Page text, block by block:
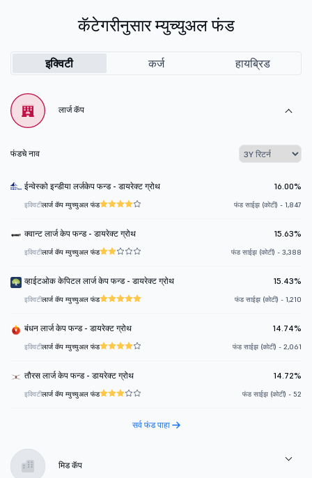
कॅटेगरीनुसार म्युच्युअल फंड
इक्विटी कर्ज हायब्रिड
लार्ज कॅप
फंडचे नाव
ईन्वेस्को इन्डीया लर्जकेप फन्ड - डायरेक्ट ग्रोथ 16.00%
इक्विटीलार्ज कॅप म्युच्युअल फंड फंड साईझ (कोटी) - 1,847
क्वान्ट लार्ज केप फन्ड - डायरेक्ट ग्रोथ 15.63%
इक्विटीलार्ज कॅप म्युच्युअल फंड फंड साईझ (कोटी) - 3,388
व्हाईटओक केपिटल लार्ज केप फन्ड - डायरेक्ट ग्रोथ 15.43%
इक्विटीलार्ज कॅप म्युच्युअल फंड फंड साईझ (कोटी) - 1,210
बंधन लार्ज केप फन्ड - डायरेक्ट ग्रोथ 14.74%
इक्विटीलार्ज कॅप म्युच्युअल फंड फंड साईझ (कोटी) - 2,061
तौरस लार्ज केप फन्ड - डायरेक्ट ग्रोथ 14.72%
इक्विटीलार्ज कॅप म्युच्युअल फंड फंड साईझ (कोटी) - 52
सर्व फंड पाहा
मिड कॅप